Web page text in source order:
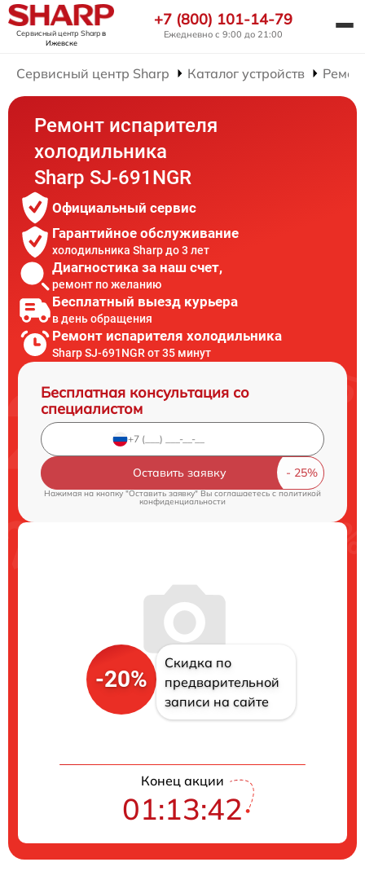
Сервисный центр Sharpв
Ижевске
+7 (800) 101-14-79
Ежедневно с 9:00 до 21:00
Сервисный центр Sharp Каталог устройств
Ремонт испарителя
холодильника
Sharp SJ-691NGR
Официальный сервис
Гарантийное обслуживание
холодильника Sharp до 3 лет
Диагностика за наш счет,
ремонт по желанию
Бесплатный выезд курьера
в день обращения
Ремонт испарителя холодильника
Sharp SJ-691NGR от 35 минут
Бесплатная консультация со
специалистом
Оставить заявку
Нажимая на кнопку "Оставить заявку" Вы соглашаетесь cполитикой
конфиденциальности
-20%
Скидка по
предварительной
записи на сайте
Конец акции
01:13:42